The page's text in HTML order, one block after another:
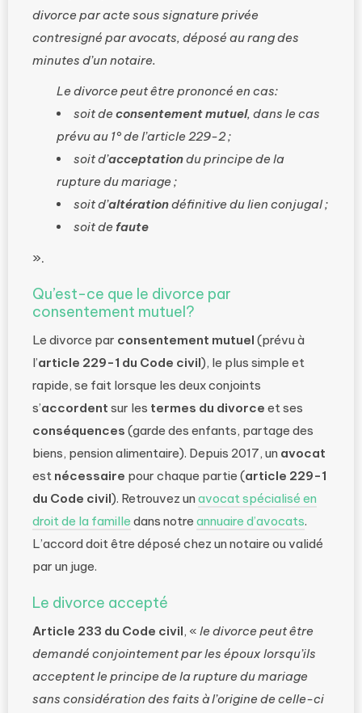
divorce par acte sous signature privée
contresigné par avocats, déposé au rang des
minutes d’un notaire.
Le divorce peut être prononcé en cas:
soit de consentement mutuel, dans le cas
prévu au 1° de l’article 229-2 ;
soit d’acceptationdu principe de la
rupture du mariage ;
soit d’altérationdéfinitive du lien conjugal ;
soit de faute
».
Qu’est-ce que le divorce par
consentement mutuel?
Le divorce par consentement mutuel (prévu à
l’article 229-1 du Code civil), le plus simple et
rapide, se fait lorsque les deux conjoints
s’accordent sur les termes du divorce et ses
conséquences (garde des enfants, partage des
biens, pension alimentaire). Depuis 2017, un avocat
est nécessaire pour chaque partie (article 229-1
du Code civil). Retrouvez un avocat spécialisé en
droit de la famille dans notre annuaire d’avocats.
L’accord doit être déposé chez un notaire ou validé
par un juge.
Le divorce accepté
Article 233 du Code civil, « le divorce peut être
demandé conjointement par les époux lorsqu’ils
acceptent le principe de la rupture du mariage
sans considération des faits à l’origine de celle-ci